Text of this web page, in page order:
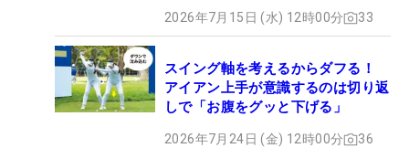
2026年7月15日 (水) 12時00分 33
スイング軸を考えるからダフる！
アイアン上手が意識するのは切り返
しで「お腹をグッと下げる」
2026年7月24日 (金) 12時00分 36